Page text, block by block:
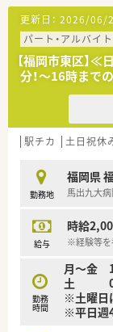
【こんな取
■ポリファ
といった対
■専門資格
員の取り組
■e-
る社員教
【やりがい/
■定年が70
■在宅業務
社の安定
■専門資格
更新日： 2026/06/
パート・アルバイト
【福岡市東区】
分！～16時まで
駅チカ 土日祝休
勤務地
福岡県
馬出九大
給与
時給
※経験等を
勤務
時間
月～金
土
※土曜日
※平日週